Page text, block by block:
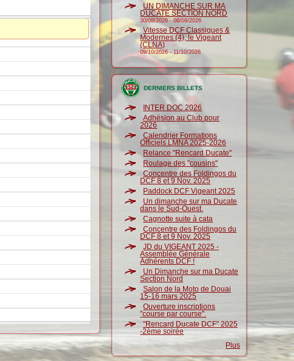
UN DIMANCHE SUR MA
DUCATE SECTION NORD
30/08/2026-06/09/2026
Vitesse DCF Classiques &
Modernes (4), le Vigeant
(CLNA)
09/10/2026-11/10/2026
DERNIERS BILLETS
INTER DOC 2026
Adhésion au Club pour
2026
Calendrier Formations
Officiels LMNA 2025-2026
Relance "Rencard Ducate"
Roulage des "cousins"
Concentre des Foldingos du
DCF 8 et 9 Nov. 2025
Paddock DCF Vigeant 2025
Un dimanche sur ma Ducate
dans le Sud-Ouest.
Cagnotte suite à cata
Concentre des Foldingos du
DCF 8 et 9 Nov. 2025
JD du VIGEANT 2025 -
Assemblée Générale
Adhérents DCF !
Un Dimanche sur ma Ducate
Section Nord
Salon de la Moto de Douai
15-16 mars 2025
Ouverture inscriptions
"course par course".
"Rencard Ducate DCF" 2025
-2ème soirée
Plus